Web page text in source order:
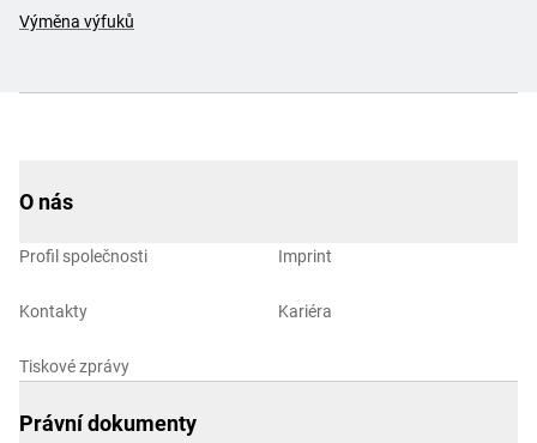
Výměna výfuků
O nás
Profil společnosti
Kontakty
Tiskové zprávy
Imprint
Kariéra
Právní dokumenty